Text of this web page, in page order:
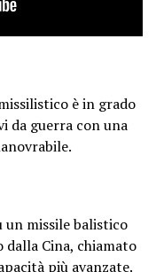
è in grado
da guerra con una
un missile balistico
Cina, chiamato
più avanzate.